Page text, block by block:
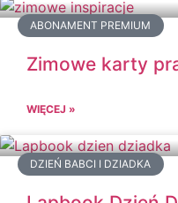
ABONAMENT PREMIUM
Zimowe karty
WIĘCEJ »
DZIEŃ BABCI I DZIADKA